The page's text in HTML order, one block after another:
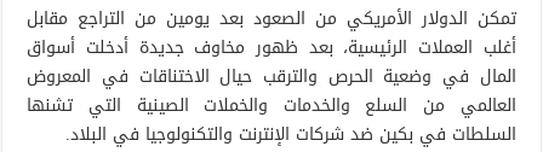
تمكن الدولار الأمريكي من الصعود بعد يومين من التراجع مقابل
أغلب العملات الرئيسية، بعد ظهور مخاوف جديدة أدخلت أسواق
المال في وضعية الحرص والترقب حيال الاختناقات في المعروض
العالمي من السلع والخدمات والخملات الصينية التي تشنها
السلطات في بكين ضد شركات الإنترنت والتكنولوجيا في البلاد.